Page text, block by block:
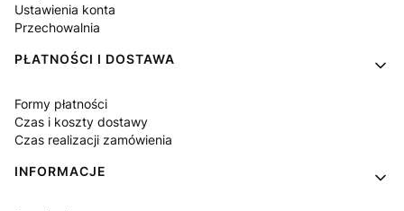
Ustawienia konta
Przechowalnia
PŁATNOŚCI I DOSTAWA
Formy płatności
Czas i koszty dostawy
Czas realizacji zamówienia
INFORMACJE